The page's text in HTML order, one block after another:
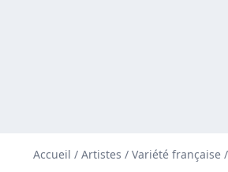
Accueil / Artistes / Variété française /